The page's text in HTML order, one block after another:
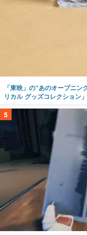
「東映」の“あのオープニ
リカル グッズコレクション
5